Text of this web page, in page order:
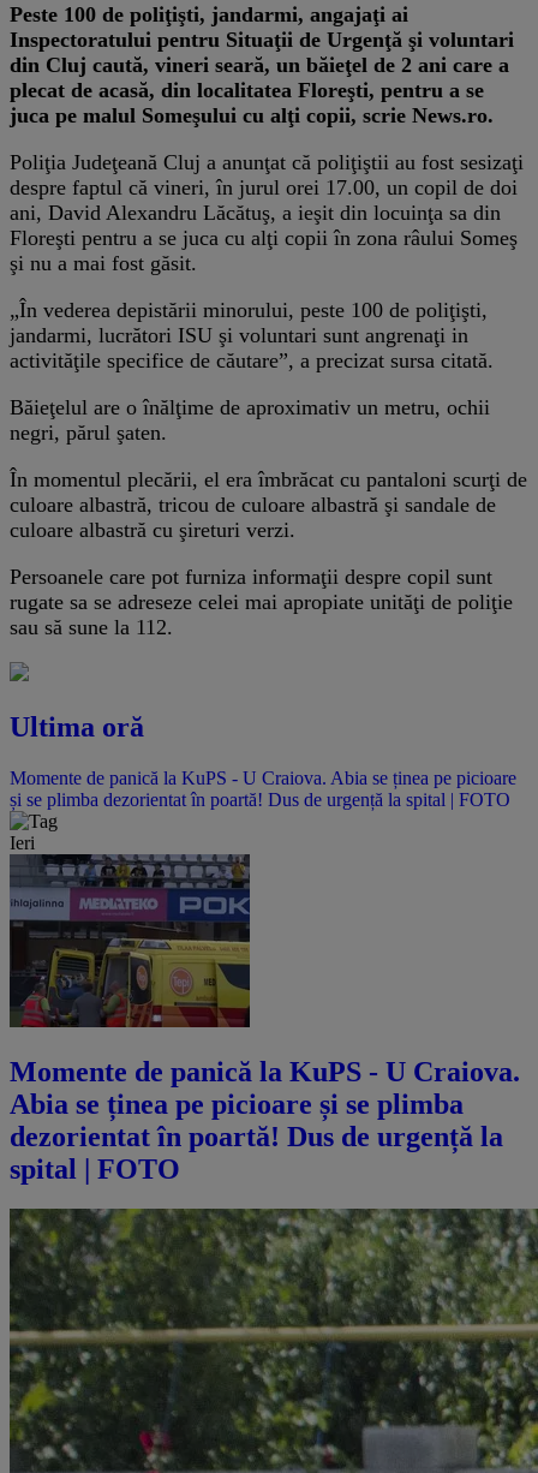
Peste 100 de poliţişti, jandarmi, angajaţi ai
Inspectoratului pentru Situaţii de Urgenţă şi voluntari
din Cluj caută, vineri seară, un băieţel de 2 ani care a
plecat de acasă, din localitatea Floreşti, pentru a se
juca pe malul Someşului cu alţi copii, scrie News.ro.
Poliţia Judeţeană Cluj a anunţat că poliţiştii au fost sesizaţi
despre faptul că vineri, în jurul orei 17.00, un copil de doi
ani, David Alexandru Lăcătuş, a ieşit din locuinţa sa din
Floreşti pentru a se juca cu alţi copii în zona râului Someş
şi nu a mai fost găsit.
„În vederea depistării minorului, peste 100 de poliţişti,
jandarmi, lucrători ISU şi voluntari sunt angrenaţi in
activităţile specifice de căutare”, a precizat sursa citată.
Băieţelul are o înălţime de aproximativ un metru, ochii
negri, părul şaten.
În momentul plecării, el era îmbrăcat cu pantaloni scurţi de
culoare albastră, tricou de culoare albastră şi sandale de
culoare albastră cu şireturi verzi.
Persoanele care pot furniza informaţii despre copil sunt
rugate sa se adreseze celei mai apropiate unităţi de poliţie
sau să sune la 112.
Ultima oră
Momente de panică la KuPS - U Craiova. Abia se ținea pe picioare
și se plimba dezorientat în poartă! Dus de urgență la spital | FOTO
Ieri
Momente de panică la KuPS - U Craiova.
Abia se ținea pe picioare și se plimba
dezorientat în poartă! Dus de urgență la
spital | FOTO